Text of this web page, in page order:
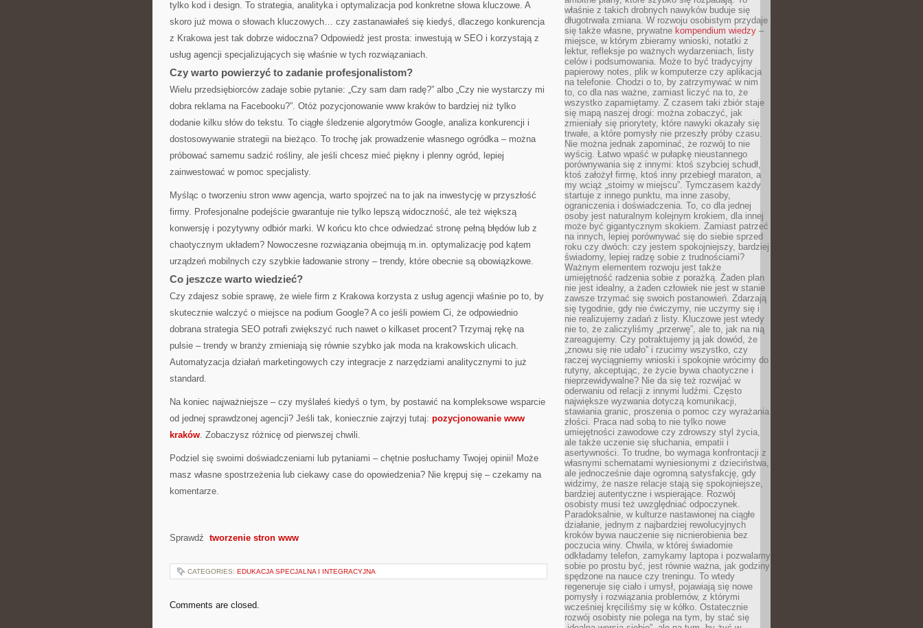
tylko kod i design. To strategia, analityka i optymalizacja pod konkretne słowa kluczowe. A
skoro już mowa o słowach kluczowych… czy zastanawiałeś się kiedyś, dlaczego konkurencja
z Krakowa jest tak dobrze widoczna? Odpowiedź jest prosta: inwestują w SEO i korzystają z
usług agencji specjalizujących się właśnie w tych rozwiązaniach.
Czy warto powierzyć to zadanie profesjonalistom?
Wielu przedsiębiorców zadaje sobie pytanie: „Czy sam dam radę?” albo „Czy nie wystarczy mi
dobra reklama na Facebooku?”. Otóż pozycjonowanie www kraków to bardziej niż tylko
dodanie kilku słów do tekstu. To ciągłe śledzenie algorytmów Google, analiza konkurencji i
dostosowywanie strategii na bieżąco. To trochę jak prowadzenie własnego ogródka – można
próbować samemu sadzić rośliny, ale jeśli chcesz mieć piękny i plenny ogród, lepiej
zainwestować w pomoc specjalisty.
Myśląc o tworzeniu stron www agencja, warto spojrzeć na to jak na inwestycję w przyszłość
firmy. Profesjonalne podejście gwarantuje nie tylko lepszą widoczność, ale też większą
konwersję i pozytywny odbiór marki. W końcu kto chce odwiedzać stronę pełną błędów lub z
chaotycznym układem? Nowoczesne rozwiązania obejmują m.in. optymalizację pod kątem
urządzeń mobilnych czy szybkie ładowanie strony – trendy, które obecnie są obowiązkowe.
Co jeszcze warto wiedzieć?
Czy zdajesz sobie sprawę, że wiele firm z Krakowa korzysta z usług agencji właśnie po to, by
skutecznie walczyć o miejsce na podium Google? A co jeśli powiem Ci, że odpowiednio
dobrana strategia SEO potrafi zwiększyć ruch nawet o kilkaset procent? Trzymaj rękę na
pulsie – trendy w branży zmieniają się równie szybko jak moda na krakowskich ulicach.
Automatyzacja działań marketingowych czy integracje z narzędziami analitycznymi to już
standard.
Na koniec najważniejsze – czy myślałeś kiedyś o tym, by postawić na kompleksowe wsparcie
od jednej sprawdzonej agencji? Jeśli tak, koniecznie zajrzyj tutaj: pozycjonowanie www
kraków. Zobaczysz różnicę od pierwszej chwili.
Podziel się swoimi doświadczeniami lub pytaniami – chętnie posłuchamy Twojej opinii! Może
masz własne spostrzeżenia lub ciekawy case do opowiedzenia? Nie krępuj się – czekamy na
komentarze.
Sprawdź tworzenie stron www
CATEGORIES: EDUKACJA SPECJALNA I INTEGRACYJNA
Comments are closed.
właśnie z takich drobnych nawyków buduje się
długotrwała zmiana. W rozwoju osobistym przydaje
się także własne, prywatne kompendium wiedzy –
miejsce, w którym zbieramy wnioski, notatki z
lektur, refleksje po ważnych wydarzeniach, listy
celów i podsumowania. Może to być tradycyjny
papierowy notes, plik w komputerze czy aplikacja
na telefonie. Chodzi o to, by zatrzymywać w nim
to, co dla nas ważne, zamiast liczyć na to, że
wszystko zapamiętamy. Z czasem taki zbiór staje
się mapą naszej drogi: można zobaczyć, jak
zmieniały się priorytety, które nawyki okazały się
trwałe, a które pomysły nie przeszły próby czasu.
Nie można jednak zapominać, że rozwój to nie
wyścig. Łatwo wpaść w pułapkę nieustannego
porównywania się z innymi: ktoś szybciej schudł,
ktoś założył firmę, ktoś inny przebiegł maraton, a
my wciąż „stoimy w miejscu”. Tymczasem każdy
startuje z innego punktu, ma inne zasoby,
ograniczenia i doświadczenia. To, co dla jednej
osoby jest naturalnym kolejnym krokiem, dla innej
może być gigantycznym skokiem. Zamiast patrzeć
na innych, lepiej porównywać się do siebie sprzed
roku czy dwóch: czy jestem spokojniejszy, bardziej
świadomy, lepiej radzę sobie z trudnościami?
Ważnym elementem rozwoju jest także
umiejętność radzenia sobie z porażką. Żaden plan
nie jest idealny, a żaden człowiek nie jest w stanie
zawsze trzymać się swoich postanowień. Zdarzają
się tygodnie, gdy nie ćwiczymy, nie uczymy się i
nie realizujemy zadań z listy. Kluczowe jest wtedy
nie to, że zaliczyliśmy „przerwę”, ale to, jak na nią
zareagujemy. Czy potraktujemy ją jak dowód, że
„znowu się nie udało” i rzucimy wszystko, czy
raczej wyciągniemy wnioski i spokojnie wrócimy do
rutyny, akceptując, że życie bywa chaotyczne i
nieprzewidywalne? Nie da się też rozwijać w
oderwaniu od relacji z innymi ludźmi. Często
największe wyzwania dotyczą komunikacji,
stawiania granic, proszenia o pomoc czy wyrażania
złości. Praca nad sobą to nie tylko nowe
umiejętności zawodowe czy zdrowszy styl życia,
ale także uczenie się słuchania, empatii i
asertywności. To trudne, bo wymaga konfrontacji z
własnymi schematami wyniesionymi z dzieciństwa,
ale jednocześnie daje ogromną satysfakcję, gdy
widzimy, że nasze relacje stają się spokojniejsze,
bardziej autentyczne i wspierające. Rozwój
osobisty musi też uwzględniać odpoczynek.
Paradoksalnie, w kulturze nastawionej na ciągłe
działanie, jednym z najbardziej rewolucyjnych
kroków bywa nauczenie się nicnierobienia bez
poczucia winy. Chwila, w której świadomie
odkładamy telefon, zamykamy laptopa i pozwalamy
sobie po prostu być, jest równie ważna, jak godziny
spędzone na nauce czy treningu. To wtedy
regeneruje się ciało i umysł, pojawiają się nowe
pomysły i rozwiązania problemów, z którymi
wcześniej kręciliśmy się w kółko. Ostatecznie
rozwój osobisty nie polega na tym, by stać się